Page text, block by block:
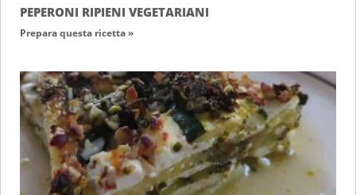
PEPERONI RIPIENI VEGETARIANI
Prepara questa ricetta »